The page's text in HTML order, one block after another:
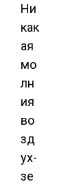
Ни
как
ая
мо
лн
ия
во
зд
ух-
зе